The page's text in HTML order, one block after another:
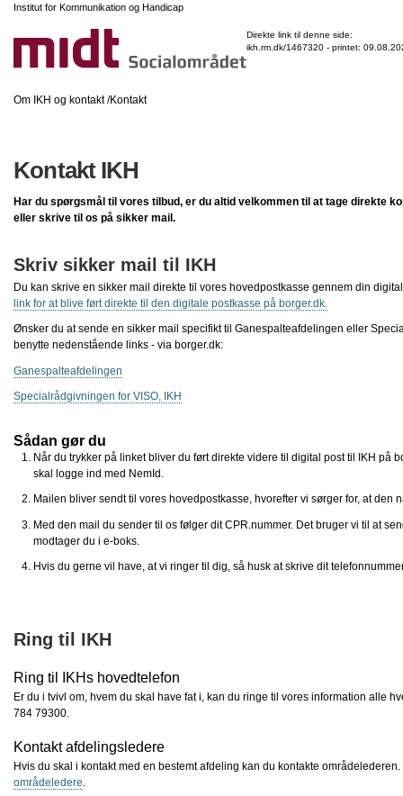
indhold
Institut for Kommunikation og Handicap
Direkte link til denne side:
ikh.rm.dk/1467320 - printet:
Om IKH og kontakt Kontakt
Kontakt IKH
Har du spørgsmål til vores tilbud, er du altid velkommen til at tage direkte
eller skrive til os på sikker mail.
Skriv sikker mail til IKH
Du kan skrive en sikker mail direkte til vores hovedpostkasse gennem din
link for at blive ført direkte til den digitale postkasse på borger.dk.
Ønsker du at sende en sikker mail specifikt til Ganespalteafdelingen eller
benytte nedenstående links - via borger.dk:
Ganespalteafdelingen
Specialrådgivningen for VISO, IKH
Sådan gør du
Når du trykker på linket bliver du ført direkte videre til digital post til IKH på
skal logge ind med NemId.
Mailen bliver sendt til vores hovedpostkasse, hvorefter vi sørger for, at den
Med den mail du sender til os følger dit CPR.nummer. Det bruger vi til at
modtager du i e-boks.
Hvis du gerne vil have, at vi ringer til dig, så husk at skrive dit
Ring til IKH
Ring til IKHs hovedtelefon
Er du i tvivl om, hvem du skal have fat i, kan du ringe til vores information alle
784 79300.
Kontakt afdelingsledere
Hvis du skal i kontakt med en bestemt afdeling kan du kontakte områdelederen.
områdeledere.